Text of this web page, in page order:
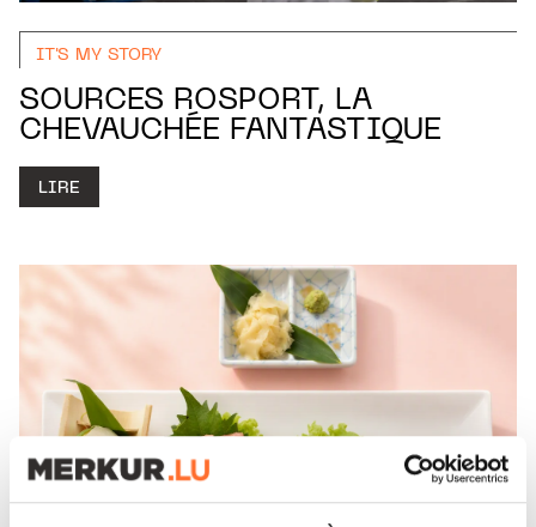
IT'S MY STORY
SOURCES ROSPORT, LA
CHEVAUCHÉE FANTASTIQUE
LIRE